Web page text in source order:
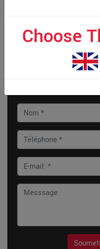
Soumission
dans
Choose